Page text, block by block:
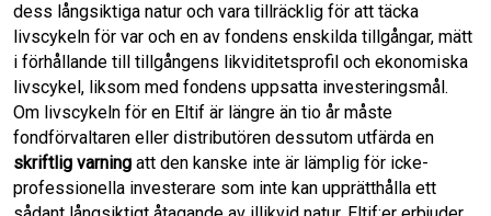
dess långsiktiga natur och vara tillräcklig för att täcka
livscykeln för var och en av fondens enskilda tillgångar, mätt
i förhållande till tillgångens likviditetsprofil och ekonomiska
livscykel, liksom med fondens uppsatta investeringsmål.
Om livscykeln för en Eltif är längre än tio år måste
fondförvaltaren eller distributören dessutom utfärda en
skriftlig varning att den kanske inte är lämplig för icke-
professionella investerare som inte kan upprätthålla ett